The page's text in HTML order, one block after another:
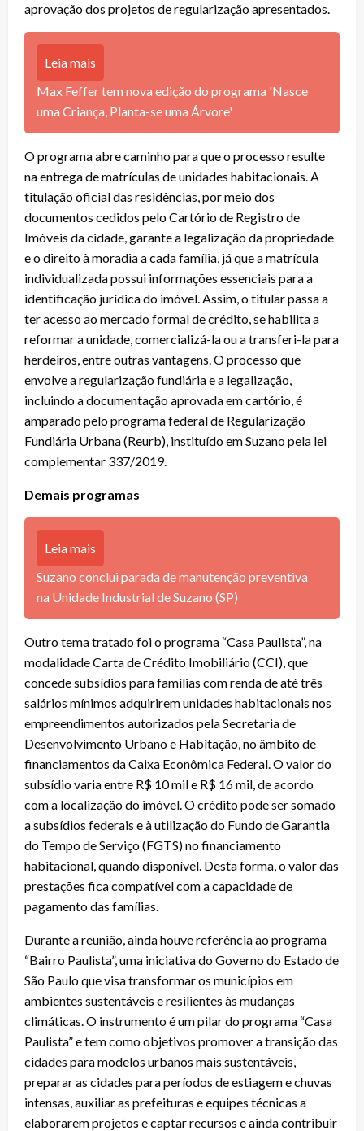
aprovação dos projetos de regularização apresentados.
Leia mais
Max Feffer tem nova edição do programa 'Nasce
uma Criança, Planta-se uma Árvore'
O programa abre caminho para que o processo resulte
na entrega de matrículas de unidades habitacionais. A
titulação oficial das residências, por meio dos
documentos cedidos pelo Cartório de Registro de
Imóveis da cidade, garante a legalização da propriedade
e o direito à moradia a cada família, já que a matrícula
individualizada possui informações essenciais para a
identificação jurídica do imóvel. Assim, o titular passa a
ter acesso ao mercado formal de crédito, se habilita a
reformar a unidade, comercializá-la ou a transferi-la para
herdeiros, entre outras vantagens. O processo que
envolve a regularização fundiária e a legalização,
incluindo a documentação aprovada em cartório, é
amparado pelo programa federal de Regularização
Fundiária Urbana (Reurb), instituído em Suzano pela lei
complementar 337/2019.
Demais programas
Leia mais
Suzano conclui parada de manutenção preventiva
na Unidade Industrial de Suzano (SP)
Outro tema tratado foi o programa “Casa Paulista”, na
modalidade Carta de Crédito Imobiliário (CCI), que
concede subsídios para famílias com renda de até três
salários mínimos adquirirem unidades habitacionais nos
empreendimentos autorizados pela Secretaria de
Desenvolvimento Urbano e Habitação, no âmbito de
financiamentos da Caixa Econômica Federal. O valor do
subsídio varia entre R$ 10 mil e R$ 16 mil, de acordo
com a localização do imóvel. O crédito pode ser somado
a subsídios federais e à utilização do Fundo de Garantia
do Tempo de Serviço (FGTS) no financiamento
habitacional, quando disponível. Desta forma, o valor das
prestações fica compatível com a capacidade de
pagamento das famílias.
Durante a reunião, ainda houve referência ao programa
“Bairro Paulista”, uma iniciativa do Governo do Estado de
São Paulo que visa transformar os municípios em
ambientes sustentáveis e resilientes às mudanças
climáticas. O instrumento é um pilar do programa “Casa
Paulista” e tem como objetivos promover a transição das
cidades para modelos urbanos mais sustentáveis,
preparar as cidades para períodos de estiagem e chuvas
intensas, auxiliar as prefeituras e equipes técnicas a
elaborarem projetos e captar recursos e ainda contribuir